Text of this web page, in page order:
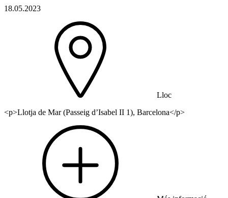
18.05.2023
Lloc
<p>Llotja de Mar (Passeig d’Isabel II 1), Barcelona</p>